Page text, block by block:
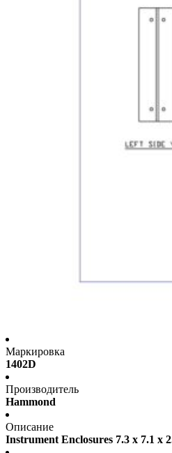
Маркировка
1402D
Производитель
Hammond
Описание
Instrument Enclosures 7.3 x 7.1 x